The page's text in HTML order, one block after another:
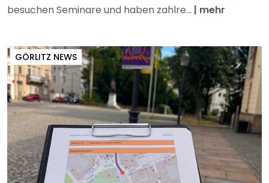
besuchen Seminare und haben zahlre... | mehr
GÖRLITZ NEWS